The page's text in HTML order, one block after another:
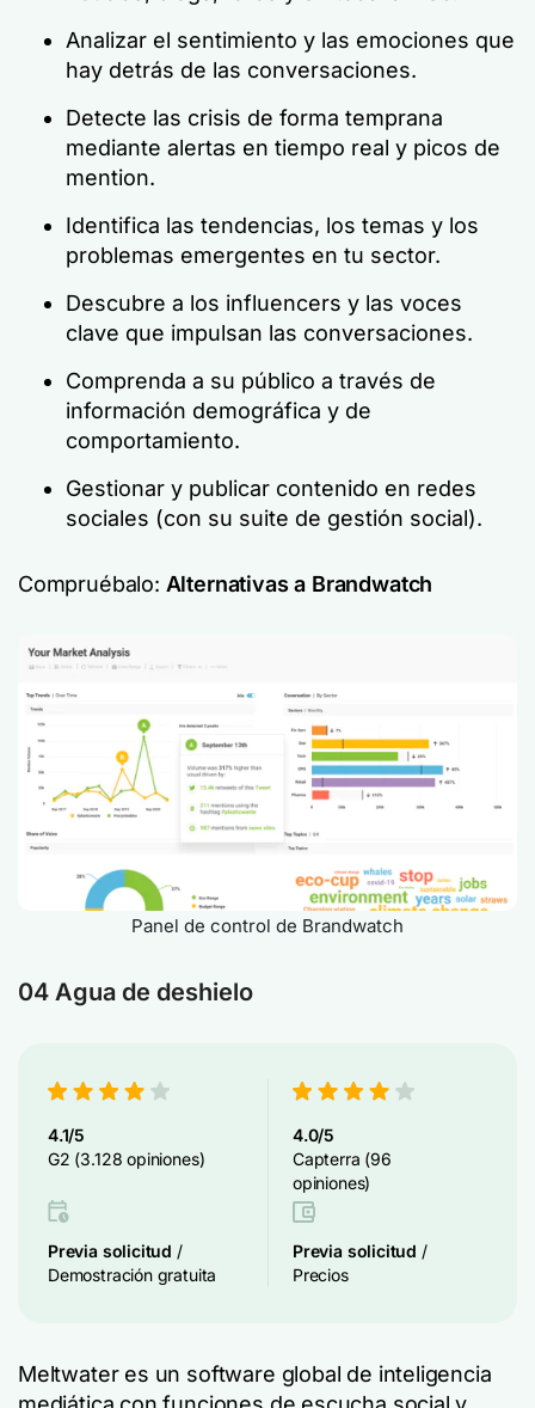
Analizar el sentimiento y las emociones que
hay detrás de las conversaciones.
Detecte las crisis de forma temprana
mediante alertas en tiempo real y picos de
mention.
Identifica las tendencias, los temas y los
problemas emergentes en tu sector.
Descubre a los influencers y las voces
clave que impulsan las conversaciones.
Comprenda a su público a través de
información demográfica y de
comportamiento.
Gestionar y publicar contenido en redes
sociales (con su suite de gestión social).
Compruébalo: Alternativas a Brandwatch
Panel de control de Brandwatch
04 Agua de deshielo
4.1/5
G2 (3.128 opiniones)
4.0/5
Capterra (96
opiniones)
Previa solicitud /
Demostración gratuita
Previa solicitud /
Precios
Meltwater es un software global de inteligencia